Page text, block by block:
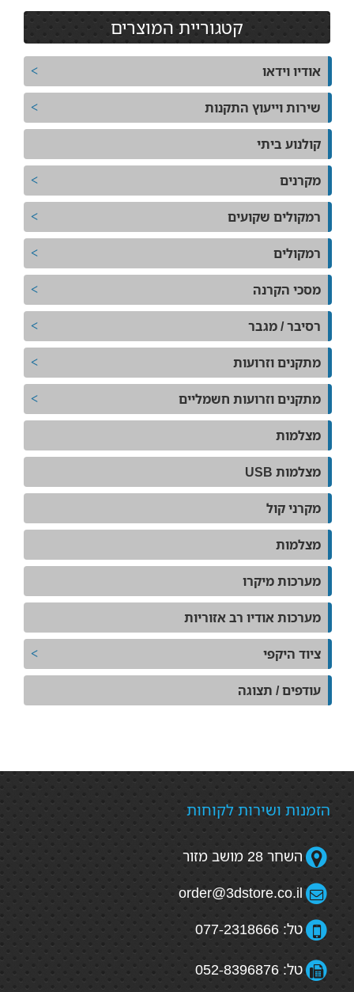
קטגוריית המוצרים
אודיו וידאו
שירות וייעוץ התקנות
קולנוע ביתי
מקרנים
רמקולים שקועים
רמקולים
מסכי הקרנה
רסיבר / מגבר
מתקנים וזרועות
מתקנים וזרועות חשמליים
מצלמות
מצלמות USB
מקרני קול
מצלמות
מערכות מיקרו
מערכות אודיו רב אזוריות
ציוד היקפי
עודפים / תצוגה
הזמנות ושירות לקוחות
השחר 28 מושב מזור
order@3dstore.co.il
טל: 077-2318666
טל: 052-8396876